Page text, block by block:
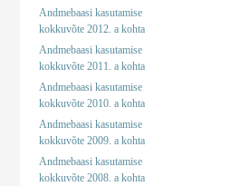
Andmebaasi kasutamise
kokkuvõte 2012. a kohta
Andmebaasi kasutamise
kokkuvõte 2011. a kohta
Andmebaasi kasutamise
kokkuvõte 2010. a kohta
Andmebaasi kasutamise
kokkuvõte 2009. a kohta
Andmebaasi kasutamise
kokkuvõte 2008. a kohta